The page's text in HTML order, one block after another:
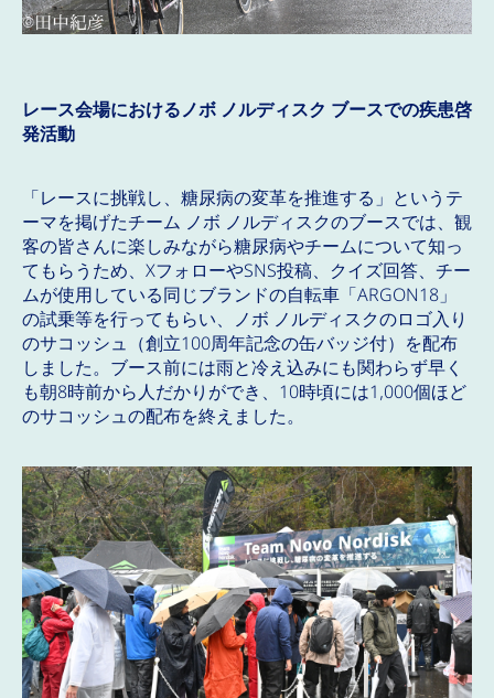
レース会場におけるノボ ノルディスク ブースでの疾患啓
発活動
「レースに挑戦し、糖尿病の変革を推進する」というテ
ーマを掲げたチーム ノボ ノルディスクのブースでは、観
客の皆さんに楽しみながら糖尿病やチームについて知っ
てもらうため、XフォローやSNS投稿、クイズ回答、チー
ムが使用している同じブランドの自転車「ARGON18」
の試乗等を行ってもらい、ノボ ノルディスクのロゴ入り
のサコッシュ（創立100周年記念の缶バッジ付）を配布
しました。ブース前には雨と冷え込みにも関わらず早く
も朝8時前から人だかりができ、10時頃には1,000個ほど
のサコッシュの配布を終えました。